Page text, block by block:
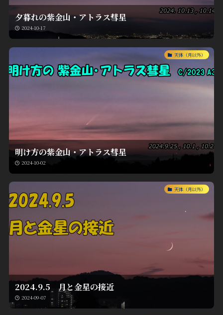
夕暮れの紫金山・アトラス彗星
2024-10-17
天体（月以外）
明け方の紫金山・アトラス彗星
2024-10-02
天体（月以外）
2024.9.5 月と金星の接近
2024-09-07